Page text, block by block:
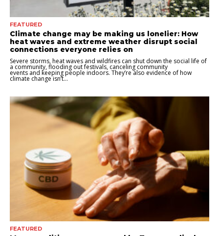
FEATURED
Climate change may be making us lonelier: How
heat waves and extreme weather disrupt social
connections everyone relies on
Severe storms, heat waves and wildfires can shut down the social life of
a community, flooding out festivals, canceling community
events and keeping people indoors. They’re also evidence of how
climate change isn’t...
FEATURED